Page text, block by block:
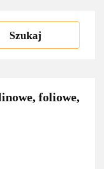
Szukaj
foliowe,